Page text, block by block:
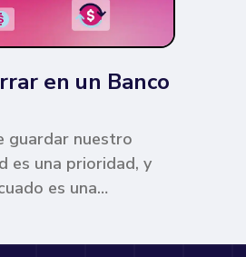
en un Banco
guardar nuestro
es una prioridad, y
es una